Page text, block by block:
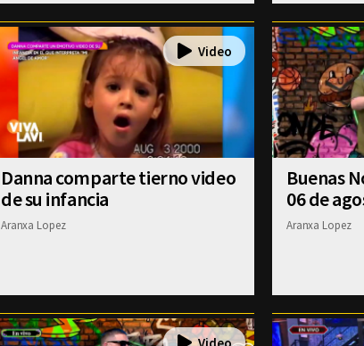
Danna comparte tierno video
de su infancia
Aranxa Lopez
Buenas
06 de
Aranxa Lopez